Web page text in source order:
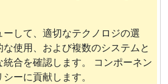
して、適切なテクノロジの選
使用、および複数のシステムと
合を確認します。 コンポーネン
ーに貢献します。